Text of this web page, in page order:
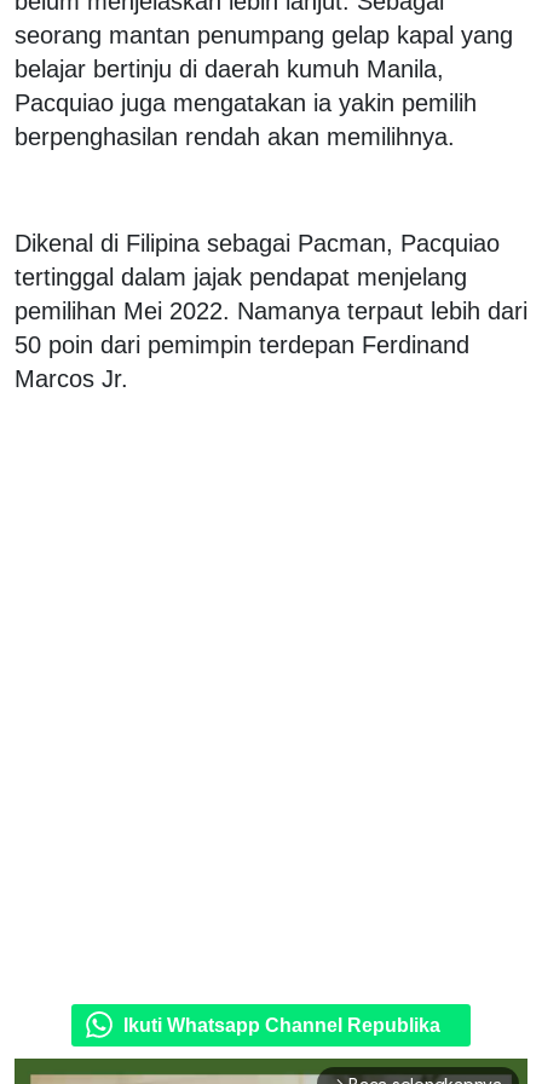
seorang mantan penumpang gelap kapal yang
belajar bertinju di daerah kumuh Manila,
Pacquiao juga mengatakan ia yakin pemilih
berpenghasilan rendah akan memilihnya.
Dikenal di Filipina sebagai Pacman, Pacquiao
tertinggal dalam jajak pendapat menjelang
pemilihan Mei 2022. Namanya terpaut lebih dari
50 poin dari pemimpin terdepan Ferdinand
Marcos Jr.
Ikuti Whatsapp Channel Republika